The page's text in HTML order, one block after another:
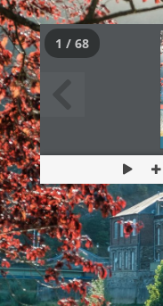
1 / 68